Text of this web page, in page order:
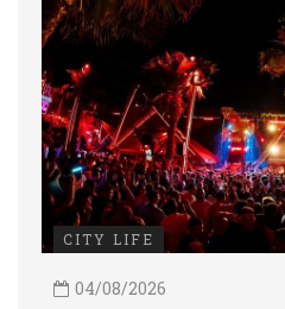
CITY LIFE
04/08/2026